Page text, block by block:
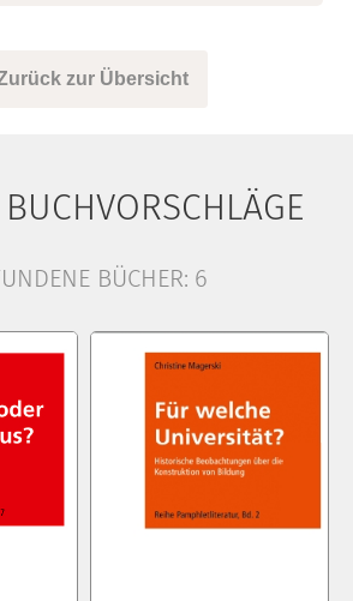
zur Übersicht
BÜCHER: 6